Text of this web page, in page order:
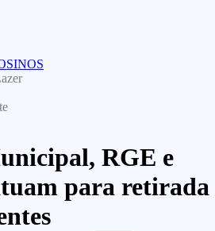
RGE e
para retirada